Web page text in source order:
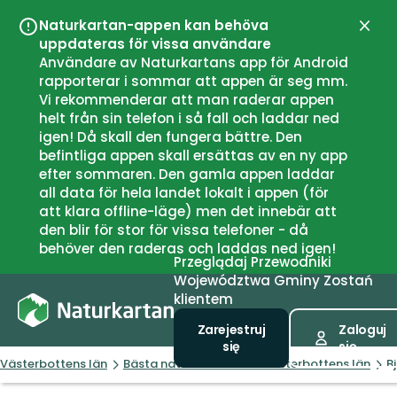
Naturkartan-appen kan behöva
uppdateras för vissa användare
Användare av Naturkartans app för Android
rapporterar i sommar att appen är seg mm.
Vi rekommenderar att man raderar appen
helt från sin telefon i så fall och laddar ned
igen! Då skall den fungera bättre. Den
befintliga appen skall ersättas av en ny app
efter sommaren. Den gamla appen laddar
all data för hela landet lokalt i appen (för
att klara offline-läge) men det innebär att
den blir för stor för vissa telefoner - då
behöver den raderas och laddas ned igen!
Przeglądaj Przewodniki
Województwa Gminy Zostań
klientem
Zarejestruj
się
Zaloguj
się
Västerbottens län Bästa naturreservaten i Västerbottens län